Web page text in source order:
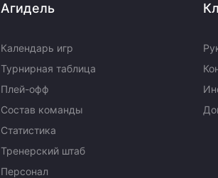
Агидель
Календарь игр
Турнирная таблица
Плей-офф
Состав команды
Статистика
Тренерский штаб
Персонал